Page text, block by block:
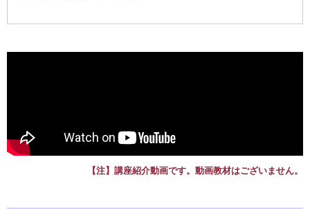
【注】講座紹介動画です。動画教材はございません。